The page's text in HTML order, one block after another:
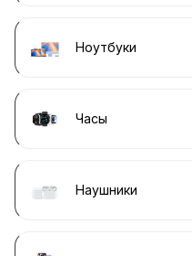
Ноутбуки
Часы
Наушники